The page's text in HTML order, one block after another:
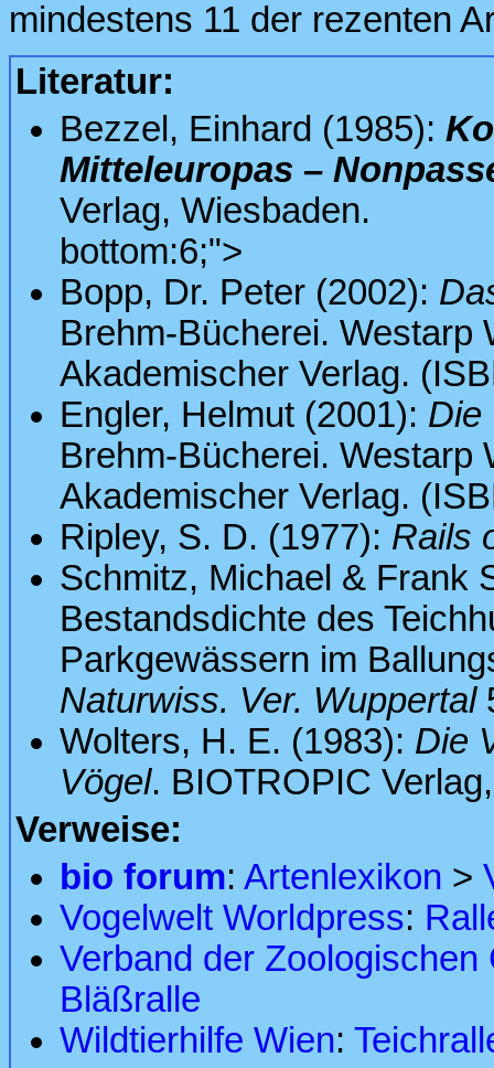
mindestens 11 der rezenten
Literatur:
Bezzel, Einhard (1985):
Mitteleuropas –
Verlag, Wiesbaden.
bottom:6;">
Bopp, Dr. Peter (2002):
Brehm-Bücherei. Westarp
Akademischer Verlag.
Engler, Helmut (2001): Die
Brehm-Bücherei. Westarp
Akademischer Verlag.
Ripley, S. D. (1977): Rails
Schmitz, Michael & Frank
Bestandsdichte des
Parkgewässern im
Naturwiss. Ver. Wuppertal
Wolters, H. E. (1983): Die
Vögel. BIOTROPIC
Verweise:
bio forum: Artenlexikon >
Vogelwelt Worldpress:
Verband der Zoologischen
Bläßralle
Wildtierhilfe Wien: